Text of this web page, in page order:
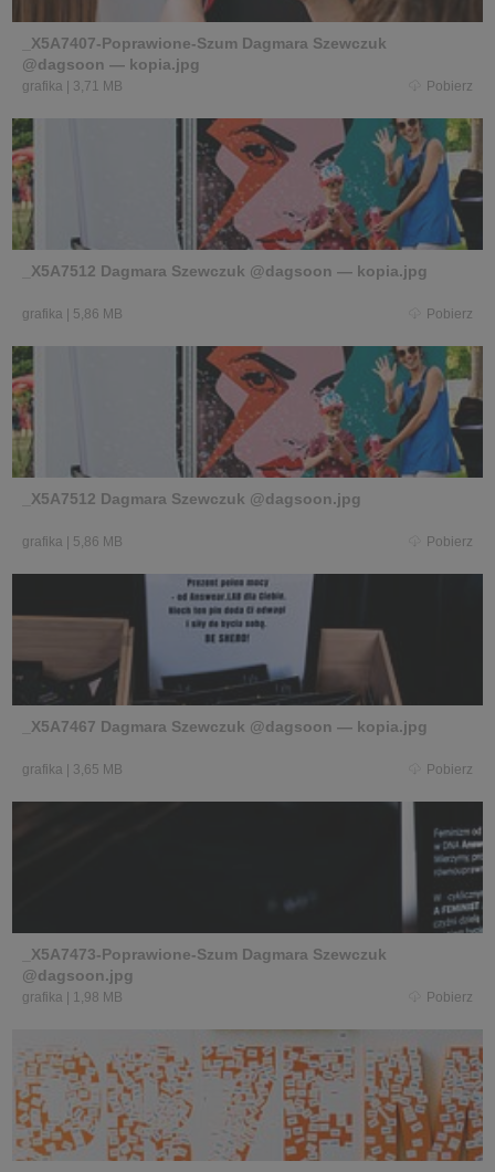
_X5A7407-Poprawione-Szum Dagmara Szewczuk
@dagsoon — kopia.jpg
grafika 3,71 MB Pobierz
_X5A7512 Dagmara Szewczuk @dagsoon — kopia.jpg
grafika 5,86 MB Pobierz
_X5A7512 Dagmara Szewczuk @dagsoon.jpg
grafika 5,86 MB Pobierz
_X5A7467 Dagmara Szewczuk @dagsoon — kopia.jpg
grafika 3,65 MB Pobierz
_X5A7473-Poprawione-Szum Dagmara Szewczuk
@dagsoon.jpg
grafika 1,98 MB Pobierz